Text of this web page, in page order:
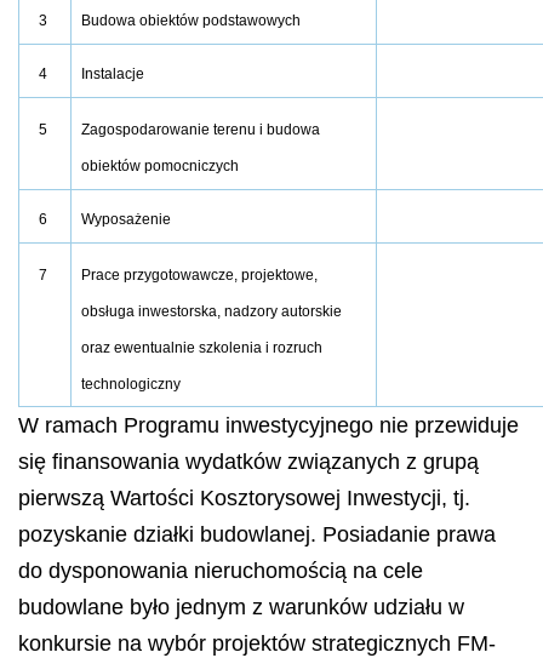
3 Budowa obiektów podstawowych
4 Instalacje
5 Zagospodarowanie terenu i budowa
obiektów pomocniczych
6 Wyposażenie
7 Prace przygotowawcze, projektowe,
obsługa inwestorska, nadzory autorskie
oraz ewentualnie szkolenia i rozruch
technologiczny
W ramach Programu inwestycyjnego nie przewiduje
się finansowania wydatków związanych z grupą
pierwszą Wartości Kosztorysowej Inwestycji, tj.
pozyskanie działki budowlanej. Posiadanie prawa
do dysponowania nieruchomością na cele
budowlane było jednym z warunków udziału w
konkursie na wybór projektów strategicznych FM-